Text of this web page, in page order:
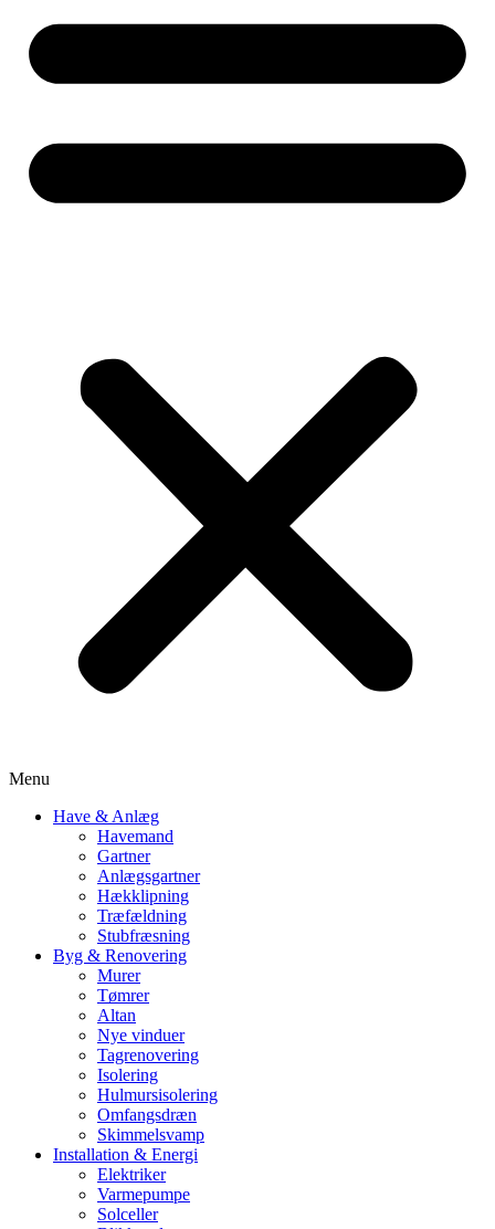
Menu
Have & Anlæg
Havemand
Gartner
Anlægsgartner
Hækklipning
Træfældning
Stubfræsning
Byg & Renovering
Murer
Tømrer
Altan
Nye vinduer
Tagrenovering
Isolering
Hulmursisolering
Omfangsdræn
Skimmelsvamp
Installation & Energi
Elektriker
Varmepumpe
Solceller